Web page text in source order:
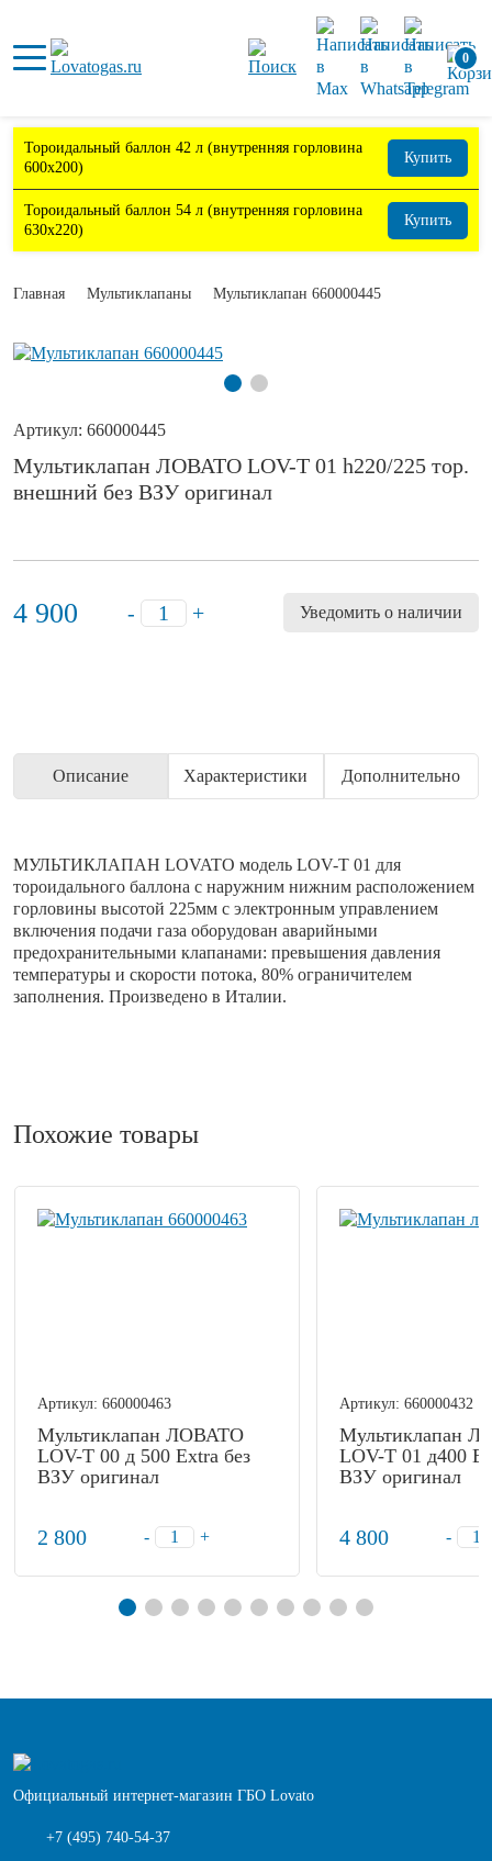
0
Тороидальный баллон 42 л (внутренняя горловина
600х200)
Купить
Тороидальный баллон 54 л (внутренняя горловина
630х220)
Купить
Главная Мультиклапаны Мультиклапан 660000445
Артикул: 660000445
Мультиклапан ЛОВАТО LOV-T 01 h220/225 тор.
внешний без ВЗУ оригинал
4 900 - + Уведомить о наличии
Описание Характеристики Дополнительно
МУЛЬТИКЛАПАН LOVATO модель LOV-T 01 для
тороидального баллона с наружним нижним расположением
горловины высотой 225мм с электронным управлением
включения подачи газа оборудован аварийными
предохранительными клапанами: превышения давления
температуры и скорости потока, 80% ограничителем
заполнения. Произведено в Италии.
Похожие товары
Артикул: 660000463
Мультиклапан ЛОВАТО
LOV-T 00 д 500 Extra без
ВЗУ оригинал
2 800 - +
Артикул: 660000432
Мультиклапан
LOV-T 01 д400
ВЗУ оригинал
4 800 -
Официальный интернет-магазин ГБО Lovato
+7 (495) 740-54-37